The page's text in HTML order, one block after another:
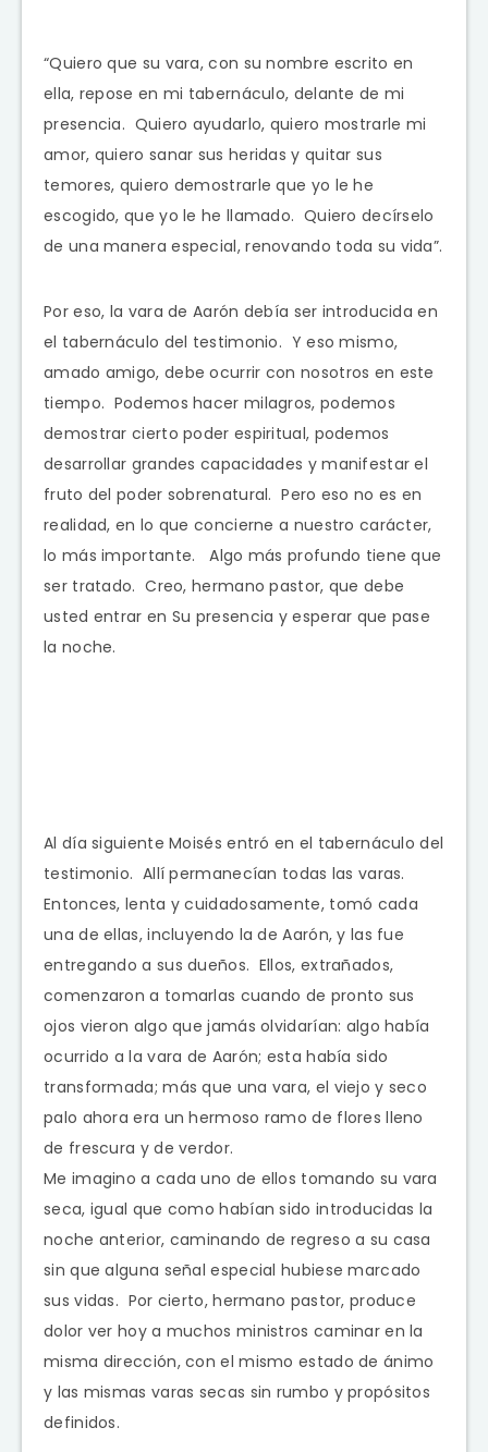
“Quiero que su vara, con su nombre escrito en
ella, repose en mi tabernáculo, delante de mi
presencia. Quiero ayudarlo, quiero mostrarle mi
amor, quiero sanar sus heridas y quitar sus
temores, quiero demostrarle que yo le he
escogido, que yo le he llamado. Quiero decírselo
de una manera especial, renovando toda su vida”.
Por eso, la vara de Aarón debía ser introducida en
el tabernáculo del testimonio. Y eso mismo,
amado amigo, debe ocurrir con nosotros en este
tiempo. Podemos hacer milagros, podemos
demostrar cierto poder espiritual, podemos
desarrollar grandes capacidades y manifestar el
fruto del poder sobrenatural. Pero eso no es en
realidad, en lo que concierne a nuestro carácter,
lo más importante. Algo más profundo tiene que
ser tratado. Creo, hermano pastor, que debe
usted entrar en Su presencia y esperar que pase
la noche.
Al día siguiente Moisés entró en el tabernáculo del
testimonio. Allí permanecían todas las varas.
Entonces, lenta y cuidadosamente, tomó cada
una de ellas, incluyendo la de Aarón, y las fue
entregando a sus dueños. Ellos, extrañados,
comenzaron a tomarlas cuando de pronto sus
ojos vieron algo que jamás olvidarían: algo había
ocurrido a la vara de Aarón; esta había sido
transformada; más que una vara, el viejo y seco
palo ahora era un hermoso ramo de flores lleno
de frescura y de verdor.
Me imagino a cada uno de ellos tomando su vara
seca, igual que como habían sido introducidas la
noche anterior, caminando de regreso a su casa
sin que alguna señal especial hubiese marcado
sus vidas. Por cierto, hermano pastor, produce
dolor ver hoy a muchos ministros caminar en la
misma dirección, con el mismo estado de ánimo
y las mismas varas secas sin rumbo y propósitos
definidos.